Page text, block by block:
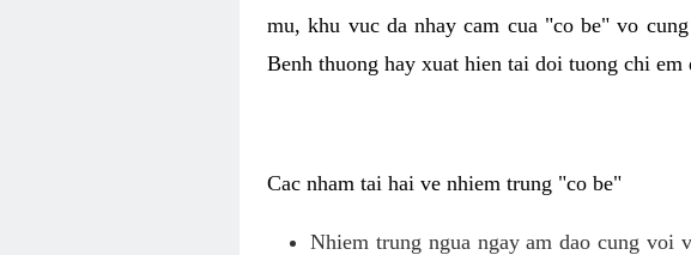
mu, khu vuc da nhay cam cua "co be" vo
Benh thuong hay xuat hien tai doi tuong chi em
Cac nham tai hai ve nhiem trung "co be"
Nhiem trung ngua ngay am dao cung voi